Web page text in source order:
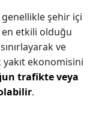
şehir içi
en etkili olduğu
ve
ekonomisini
trafikte veya
.